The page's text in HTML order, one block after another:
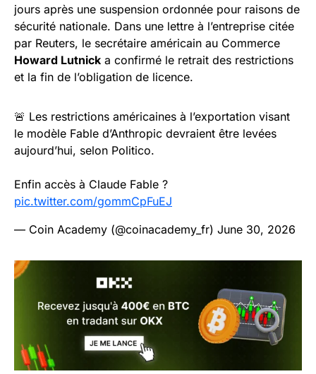
jours après une suspension ordonnée pour raisons de
sécurité nationale. Dans une lettre à l’entreprise citée
par Reuters, le secrétaire américain au Commerce
Howard Lutnick a confirmé le retrait des restrictions
et la fin de l’obligation de licence.
🚨 Les restrictions américaines à l’exportation visant
le modèle Fable d’Anthropic devraient être levées
aujourd’hui, selon Politico.
Enfin accès à Claude Fable ?
pic.twitter.com/gommCpFuEJ
— Coin Academy (@coinacademy_fr) June 30, 2026